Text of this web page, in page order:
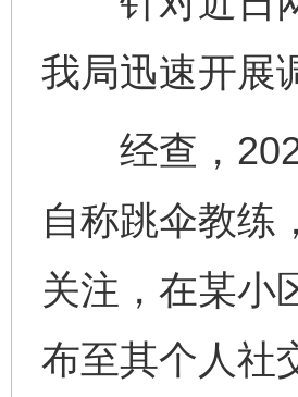
我局迅速开展
经查，2026
自称跳伞教练
关注，在某小
布至其个人社